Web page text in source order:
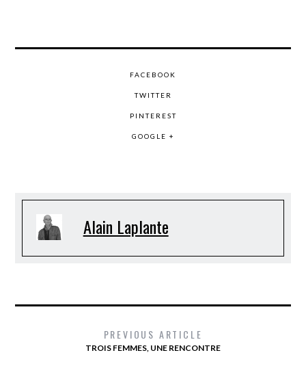
FACEBOOK
TWITTER
PINTEREST
GOOGLE +
Alain Laplante
PREVIOUS ARTICLE
TROIS FEMMES, UNE RENCONTRE